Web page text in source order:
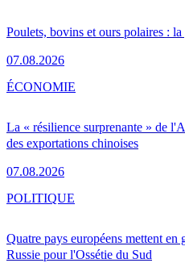
Poulets, bovins et ours polaires :
07.08.2026
La « résilience surprenante » de
des exportations chinoises
07.08.2026
ÉCONOMIE
Quatre pays européens mettent en
Russie pour l'Ossétie du Sud
POLITIQUE